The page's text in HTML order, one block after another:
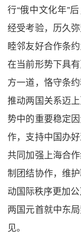
行“俄中文化年”
经受考验，历久
睦邻友好合作条
在当前形势下具
方一道，恪守条
推动两国关系迈
势中的重要稳定
作，支持中国办
共同加强上海合
制团结协作，维
动国际秩序更加公
两国元首就中东
见。